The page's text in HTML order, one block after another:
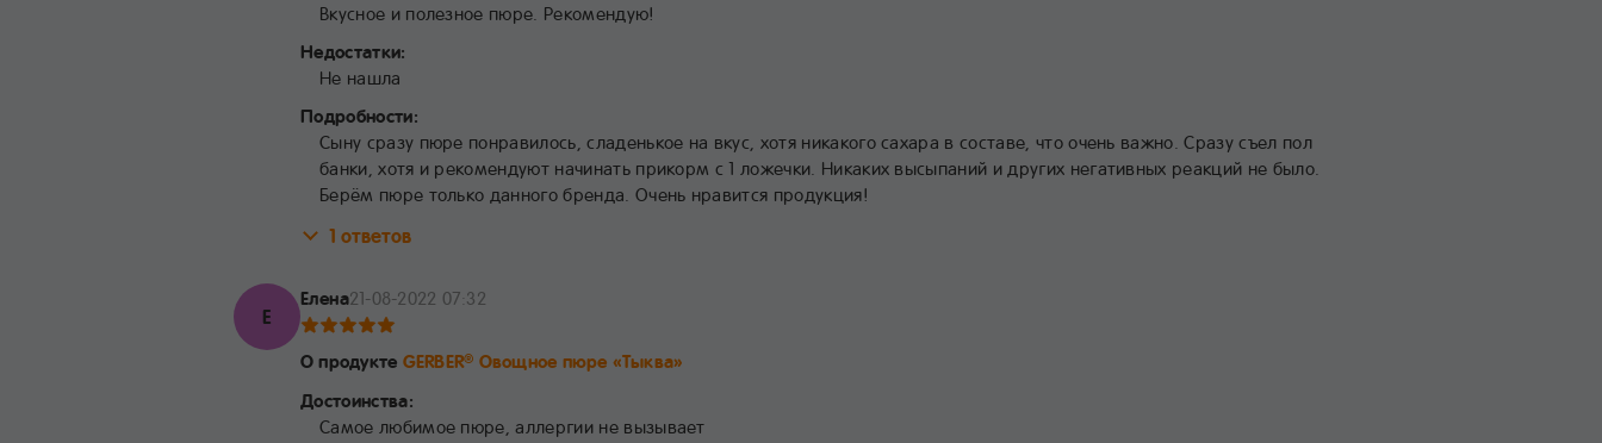
Вкусное и полезное пюре. Рекомендую!
Недостатки:
Не нашла
Подробности:
Сыну сразу пюре понравилось, сладенькое на вкус, хотя никакого сахара в составе, что очень важно. Сразу съел пол
банки, хотя и рекомендуют начинать прикорм с 1 ложечки. Никаких высыпаний и других негативных реакций не было.
Берём пюре только данного бренда. Очень нравится продукция!
1 ответов
Е
Елена21-08-2022 07:32
О продукте GERBER® Овощное пюре «Тыква»
Достоинства:
Самое любимое пюре, аллергии не вызывает